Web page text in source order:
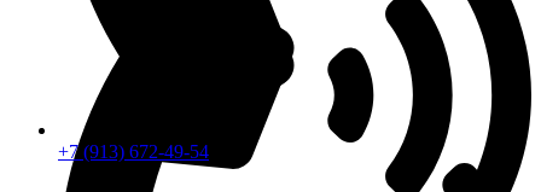
+7 (913) 672-49-54